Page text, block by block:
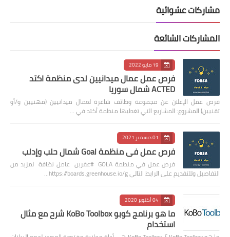
مشاركات عشوائية
المشاركات الشائعة
19 مايو 2022
فرص عمل عمال ميدانيين لدى منظمة اكتد
ACTED شمال سوريا
فرص عمل الإعلان عن مجموعة وظائف شاغرة لعمال ميدانيين (مهنيين و/أو
تقنيين) المشروع: المشاريع التي تغطيها منظمة أكتد في …
01 ديسمبر 2021
فرص عمل في منظمة Goal شمال حلب وإدلب
فرص عمل في منظمة GOLA #عفرين عامل نظافة لمزيد من
التفاصيل وللتقديم على الرابط التالي https://boards.greenhouse.io/g…
04 أكتوبر 2020
ما هو برنامج كوبو KoBo Toolbox شرح مع مثال
استخدام